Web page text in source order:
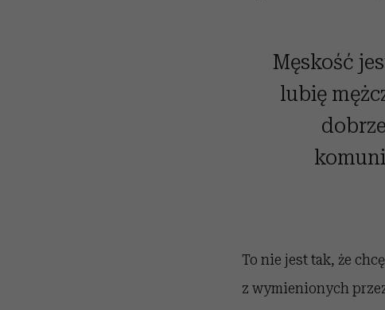
Męskość
lubię
To nie jest tak, że
z wymienionych